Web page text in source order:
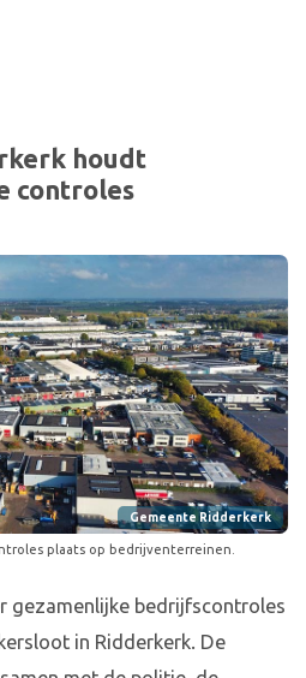
houdt
controles
Gemeente Ridderkerk
plaats op bedrijventerreinen.
gezamenlijke bedrijfscontroles
in Ridderkerk. De